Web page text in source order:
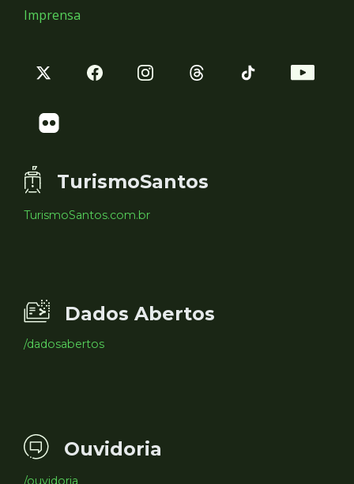
Imprensa
TurismoSantos
TurismoSantos.com.br
Dados Abertos
/dadosabertos
Ouvidoria
/ouvidoria